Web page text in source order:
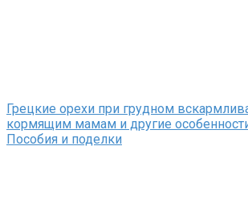
Грецкие орехи при грудном
кормящим мамам и другие
Пособия и поделки